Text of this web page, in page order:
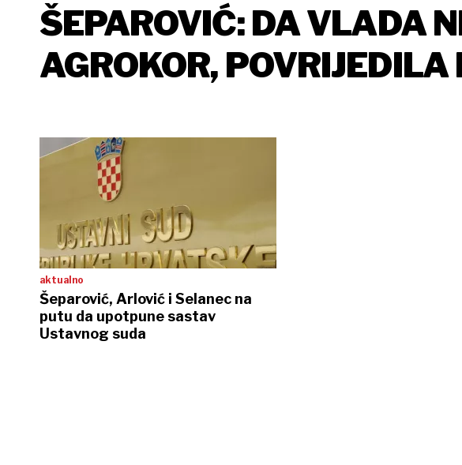
ŠEPAROVIĆ: DA VLADA
AGROKOR, POVRIJEDILA
aktualno
Šeparović, Arlović i Selanec na
putu da upotpune sastav
Ustavnog suda